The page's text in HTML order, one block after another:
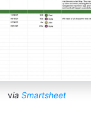
via Smartsheet